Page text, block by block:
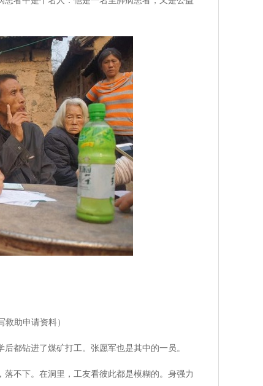
救助申请资料）
都钻进了煤矿打工。张愿军也是其中的一员。
不下。在洞里，工友看彼此都是模糊的。身强力